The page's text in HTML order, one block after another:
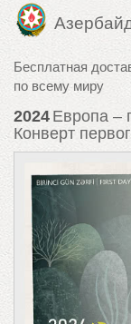
Бесплатная
по всему миру
2024 Европа –
Конверт